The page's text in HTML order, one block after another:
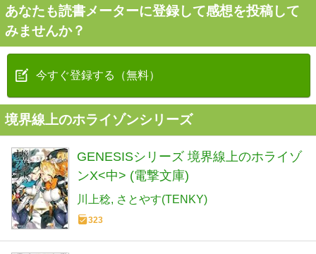
あなたも読書メーターに登録して感想を投稿して
みませんか？
今すぐ登録する（無料）
境界線上のホライゾンシリーズ
GENESISシリーズ 境界線上のホライゾ
ンX<中> (電撃文庫)
川上稔 さとやす(TENKY)
323